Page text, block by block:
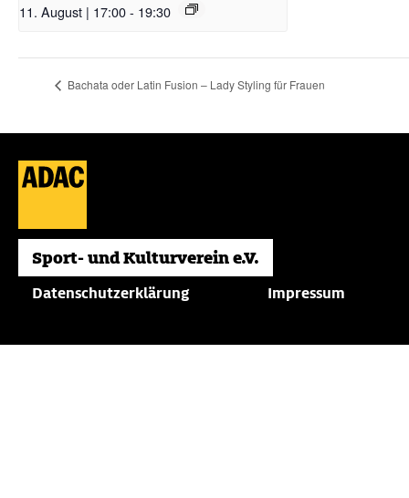
11. August | 17:00- 19:30
Bachata oder Latin Fusion – Lady Styling für Frauen
Datenschutzerklärung Impressum